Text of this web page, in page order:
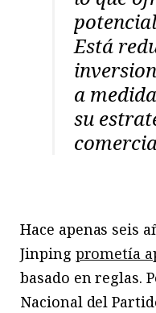
Está
a
su
Hace apenas seis
Jinping prometía
basado en reglas.
Nacional del